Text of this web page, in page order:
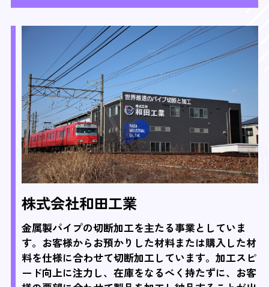
株式会社和田工業
金属製パイプの切断加工を主たる事業としていま
す。お客様からお預かりした材料または購入した材
料を仕様に合わせて切断加工しています。加工スピ
ード向上に注力し、在庫をなるべく持たずに、お客